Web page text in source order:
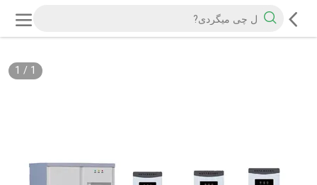
1
/
1